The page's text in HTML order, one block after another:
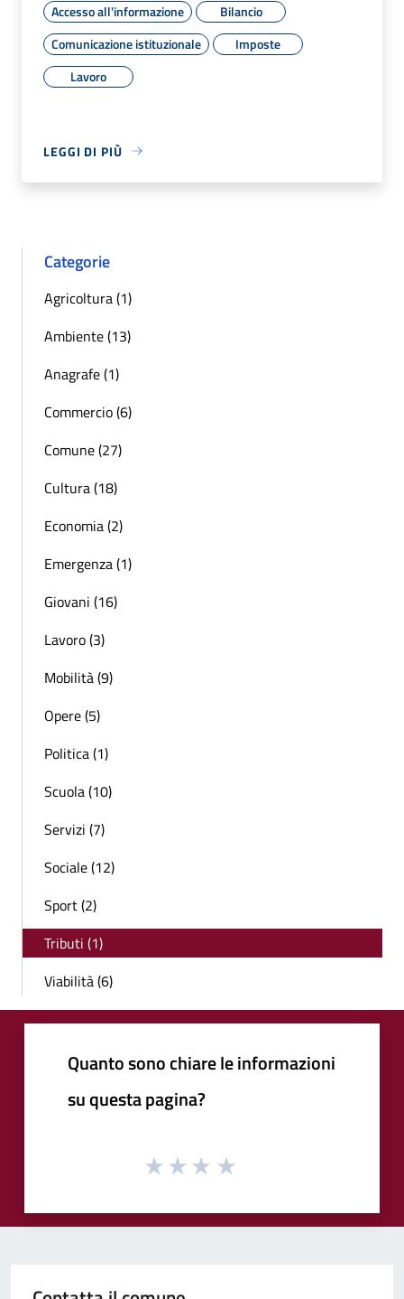
Accesso all'informazione
Bilancio
Comunicazione istituzionale
Imposte
Lavoro
LEGGI DI PIÙ
Categorie
Agricoltura (1)
Ambiente (13)
Anagrafe (1)
Commercio (6)
Comune (27)
Cultura (18)
Economia (2)
Emergenza (1)
Giovani (16)
Lavoro (3)
Mobilità (9)
Opere (5)
Politica (1)
Scuola (10)
Servizi (7)
Sociale (12)
Sport (2)
Tributi (1)
Viabilità (6)
Quanto sono chiare le informazioni
su questa pagina?